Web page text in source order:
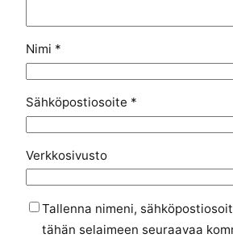
Nimi *
Sähköpostiosoite *
Verkkosivusto
Tallenna nimeni,
tähän selaimeen seuraavaa